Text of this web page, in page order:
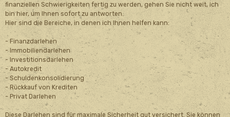
finanziellen Schwierigkeiten fertig zu werden, gehen Sie nicht weit, ich
bin hier, um Ihnen sofort zu antworten.
Hier sind die Bereiche, in denen ich Ihnen helfen kann:
- Finanzdarlehen
- Immobiliendarlehen
- Investitionsdarlehen
- Autokredit
- Schuldenkonsolidierung
- Rückkauf von Krediten
- Privat Darlehen
Diese Darlehen sind für maximale Sicherheit gut versichert. Sie können